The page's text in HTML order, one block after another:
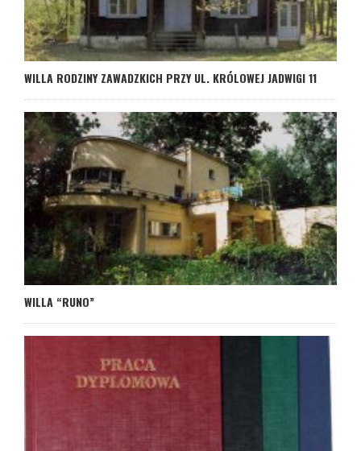
WILLA RODZINY ZAWADZKICH PRZY UL. KRÓLOWEJ JADWIGI 11
WILLA “RUNO”